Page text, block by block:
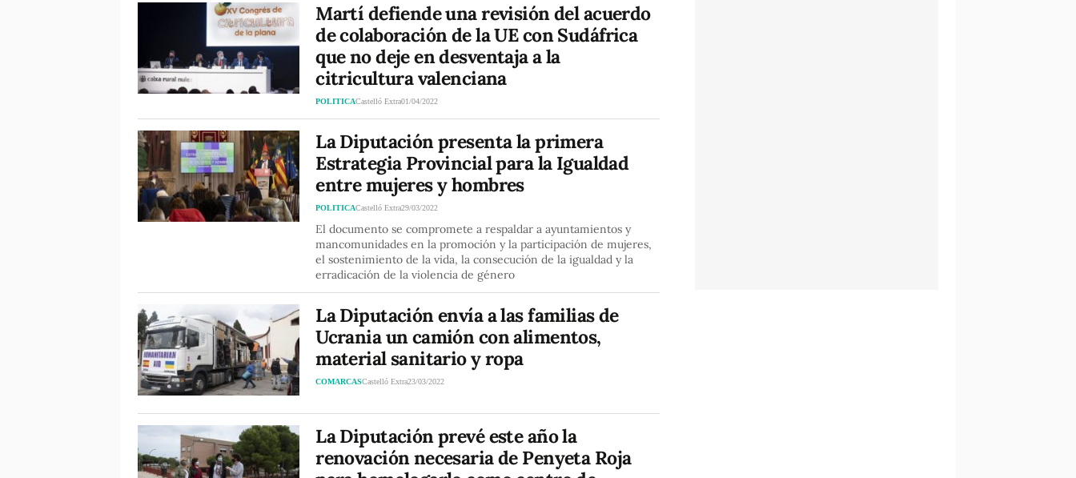
Martí defiende una revisión del acuerdo
de colaboración de la UE con Sudáfrica
que no deje en desventaja a la
citricultura valenciana
POLITICACastelló Extra01/04/2022
La Diputación presenta la primera
Estrategia Provincial para la Igualdad
entre mujeres y hombres
POLITICACastelló Extra29/03/2022
El documento se compromete a respaldar a ayuntamientos y
mancomunidades en la promoción y la participación de mujeres,
el sostenimiento de la vida, la consecución de la igualdad y la
erradicación de la violencia de género
La Diputación envía a las familias de
Ucrania un camión con alimentos,
material sanitario y ropa
COMARCASCastelló Extra23/03/2022
La Diputación prevé este año la
renovación necesaria de Penyeta Roja